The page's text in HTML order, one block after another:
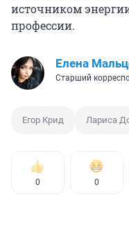
источником
профессии.
Елена
Старший
Егор Крид Лариса
0 0